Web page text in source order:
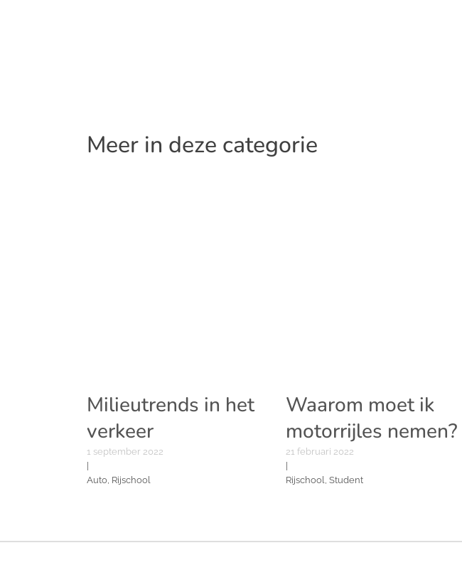
Meer in deze categorie
Milieutrends in het
verkeer
1 september 2022
Auto, Rijschool
Waarom moet ik
motorrijles nemen?
21 februari 2022
Rijschool, Student